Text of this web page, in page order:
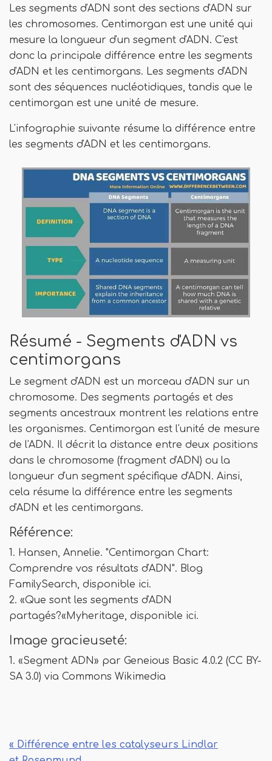
Les segments d'ADN sont des sections d'ADN sur
les chromosomes. Centimorgan est une unité qui
mesure la longueur d'un segment d'ADN. C'est
donc la principale différence entre les segments
d'ADN et les centimorgans. Les segments d'ADN
sont des séquences nucléotidiques, tandis que le
centimorgan est une unité de mesure.
L'infographie suivante résume la différence entre
les segments d'ADN et les centimorgans.
Résumé - Segments d'ADN vs
centimorgans
Le segment d'ADN est un morceau d'ADN sur un
chromosome. Des segments partagés et des
segments ancestraux montrent les relations entre
les organismes. Centimorgan est l'unité de mesure
de l'ADN. Il décrit la distance entre deux positions
dans le chromosome (fragment d'ADN) ou la
longueur d'un segment spécifique d'ADN. Ainsi,
cela résume la différence entre les segments
d'ADN et les centimorgans.
Référence:
1. Hansen, Annelie. "Centimorgan Chart:
Comprendre vos résultats d'ADN". Blog
FamilySearch, disponible ici.
2. «Que sont les segments d'ADN
partagés?«Myheritage, disponible ici.
Image gracieuseté:
1. «Segment ADN» par Geneious Basic 4.0.2 (CC BY-
SA 3.0) via Commons Wikimedia
« Différence entre les catalyseurs Lindlar